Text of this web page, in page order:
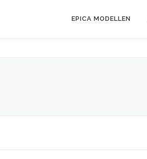
EPICA MODELLEN